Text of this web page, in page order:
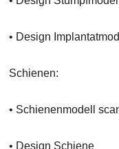
• Design
Schienen:
• Schienenmodell
• Design Schiene